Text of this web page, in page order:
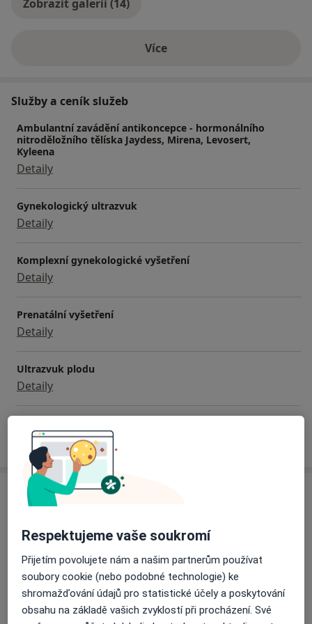
Zobrazit galerii (14)
Víceo zkušenostech
Služby a ceník služeb
Ambulantní zavádění antikoncepce - hormonálního
nitroděložního tělíska Jaydess, Mirena, Levosert,
Kyleena
Detaily
Gynekologický ultrazvuk
Detaily
Komplexní gynekologické vyšetření
Detaily
Prenatální vyšetření
Detaily
Ultrazvuk plodu
Detaily
Jak fungují ceny?
Adresa
P & P GynCare s. r. o.
Plzeňská 49, Praha 1 ,Chrášťany252 19
Přiblížit mapuse otevře v nové záložce
Respektujeme vaše soukromí
Přijetím povolujete nám a našim partnerům používat
soubory cookie (nebo podobné technologie) ke
shromažďování údajů pro statistické účely a poskytování
obsahu na základě vašich zvyklostí při procházení. Své